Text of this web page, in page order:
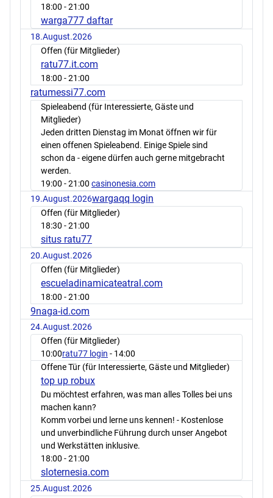
18:00 - 21:00
warga777 daftar
18.August.2026
Offen (für Mitglieder)
ratu77.it.com
18:00 - 21:00
ratumessi77.com
Spieleabend (für Interessierte, Gäste und
Mitglieder)
Jeden dritten Dienstag im Monat öffnen wir für
einen offenen Spieleabend. Einige Spiele sind
schon da - eigene dürfen auch gerne mitgebracht
werden.
19:00 - 21:00 casinonesia.com
19.August.2026wargaqq login
Offen (für Mitglieder)
18:30 - 21:00
situs ratu77
20.August.2026
Offen (für Mitglieder)
escueladinamicateatral.com
18:00 - 21:00
9naga-id.com
24.August.2026
Offen (für Mitglieder)
10:00ratu77 login - 14:00
Offene Tür (für Interessierte, Gäste und Mitglieder)
top up robux
Du möchtest erfahren, was man alles Tolles bei uns
machen kann?
Komm vorbei und lerne uns kennen! - Kostenlose
und unverbindliche Führung durch unser Angebot
und Werkstätten inklusive.
18:00 - 21:00
sloternesia.com
25.August.2026